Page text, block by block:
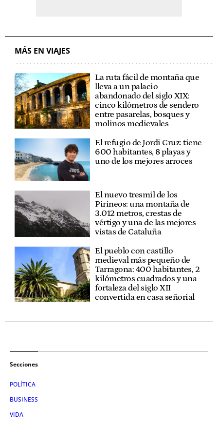
MÁS EN VIAJES
La ruta fácil de montaña que
lleva a un palacio
abandonado del siglo XIX:
cinco kilómetros de sendero
entre pasarelas, bosques y
molinos medievales
El refugio de Jordi Cruz: tiene
600 habitantes, 8 playas y
uno de los mejores arroces
El nuevo tresmil de los
Pirineos: una montaña de
3.012 metros, crestas de
vértigo y una de las mejores
vistas de Cataluña
El pueblo con castillo
medieval más pequeño de
Tarragona: 400 habitantes, 2
kilómetros cuadrados y una
fortaleza del siglo XII
convertida en casa señorial
Secciones
POLÍTICA
BUSINESS
VIDA